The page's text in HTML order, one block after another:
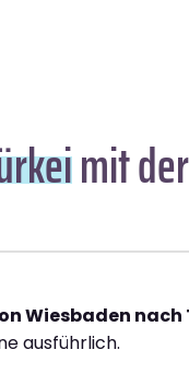
mit
Wiesbaden nach
ausführlich.